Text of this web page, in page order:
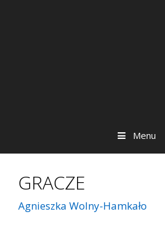
Menu
GRACZE
Agnieszka Wolny-Hamkało